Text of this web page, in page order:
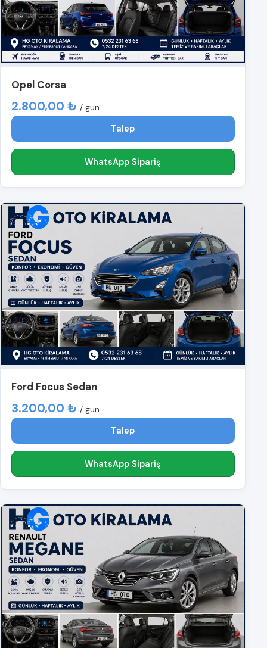
Opel Corsa
2.800,00 ₺ / gün
Talep
WhatsApp Sipariş
Ford Focus Sedan
3.200,00 ₺ / gün
Talep
WhatsApp Sipariş